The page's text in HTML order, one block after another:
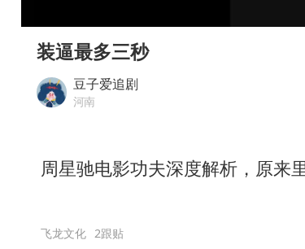
泰国一女公务员妆容
奋进开新局 实干挑大
装逼最多三秒
豆子爱追剧
河南
周星驰电影功夫深度解析，原来
飞龙文化 2跟贴